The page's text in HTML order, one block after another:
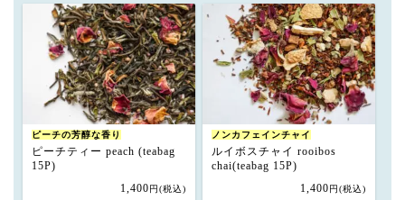
ピーチの芳醇な香り
ピーチティー peach (teabag
15P)
1,400円(税込)
ノンカフェインチャイ
ルイボスチャイ rooibos
chai(teabag 15P)
1,400円(税込)